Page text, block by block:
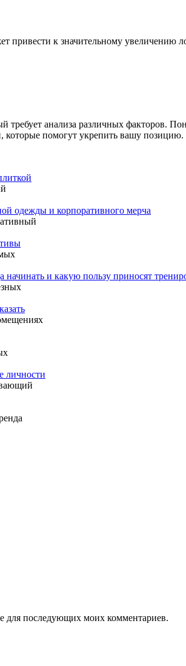
привести к значительному увеличению
требует анализа различных факторов.
помогут укрепить вашу
одежды и корпоративного мерча
и какую пользу приносят
личности
для последующих моих комментариев.